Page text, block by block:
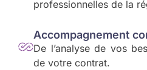
professionnelles de la
Accompagnement
De l’analyse de vos
de votre contrat.